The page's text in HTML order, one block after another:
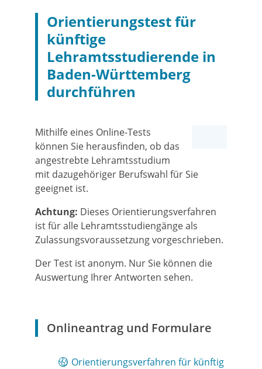
Orientierungstest für
künftige
Lehramtsstudierende in
Baden-Württemberg
durchführen
Mithilfe eines Online-Tests
können Sie herausfinden, ob das
angestrebte Lehramtsstudium
mit dazugehöriger Berufswahl für Sie
geeignet ist.
Achtung: Dieses Orientierungsverfahren
ist für alle Lehramtsstudiengänge als
Zulassungsvoraussetzung vorgeschrieben.
Der Test ist anonym. Nur Sie können die
Auswertung Ihrer Antworten sehen.
Onlineantrag und Formulare
Orientierungsverfahren für künftig